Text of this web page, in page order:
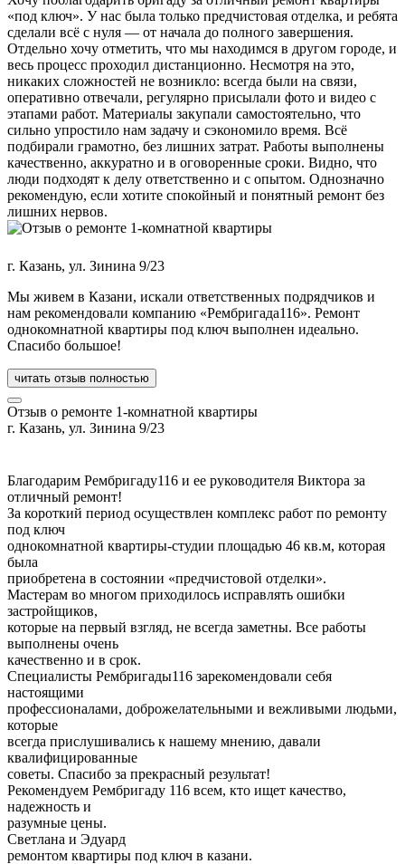
«под ключ». У нас была только предчистовая отделка, и ребята
сделали всё с нуля — от начала до полного завершения.
Отдельно хочу отметить, что мы находимся в другом городе, и
весь процесс проходил дистанционно. Несмотря на это,
никаких сложностей не возникло: всегда были на связи,
оперативно отвечали, регулярно присылали фото и видео с
этапами работ. Материалы закупали самостоятельно, что
сильно упростило нам задачу и сэкономило время. Всё
подбирали грамотно, без лишних затрат. Работы выполнены
качественно, аккуратно и в оговоренные сроки. Видно, что
люди подходят к делу ответственно и с опытом. Однозначно
рекомендую, если хотите спокойный и понятный ремонт без
лишних нервов.
г. Казань, ул. Зинина 9/23
Мы живем в Казани, искали ответственных подрядчиков и
нам рекомендовали компанию «Рембригада116». Ремонт
однокомнатной квартиры под ключ выполнен идеально.
Спасибо большое!
читать отзыв полностью
Отзыв о ремонте 1-комнатной квартиры
г. Казань, ул. Зинина 9/23
Благодарим Рембригаду116 и ее руководителя Виктора за
отличный ремонт!
За короткий период осуществлен комплекс работ по ремонту
под ключ
однокомнатной квартиры-студии площадью 46 кв.м, которая
была
приобретена в состоянии «предчистовой отделки».
Мастерам во многом приходилось исправлять ошибки
застройщиков,
которые на первый взгляд, не всегда заметны. Все работы
выполнены очень
качественно и в срок.
Специалисты Рембригады116 зарекомендовали себя
настоящими
профессионалами, доброжелательными и вежливыми людьми,
которые
всегда прислушивались к нашему мнению, давали
квалифицированные
советы. Спасибо за прекрасный результат!
Рекомендуем Рембригаду 116 всем, кто ищет качество,
надежность и
разумные цены.
Светлана и Эдуард
ремонтом квартиры под ключ в казани.